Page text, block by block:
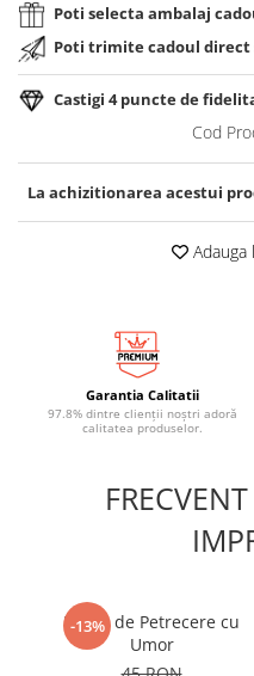
Poti selecta ambalaj
Poti trimite cadoul
Castigi 4puncte de
Cod
La achizitionarea acestui
Adauga
Garantia Calitatii
97.8% dintre clienții noștri adoră
calitatea produselor.
-13%
Pahar de Petrecere cu
Umor